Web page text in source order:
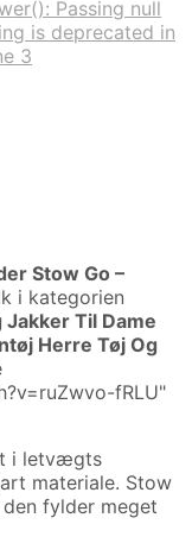
Passing null
is deprecated in
3
Stow Go –
i kategorien
Til Dame
Herre Tøj Og
fRLU"
i letvægts
materiale. Stow
den fylder meget